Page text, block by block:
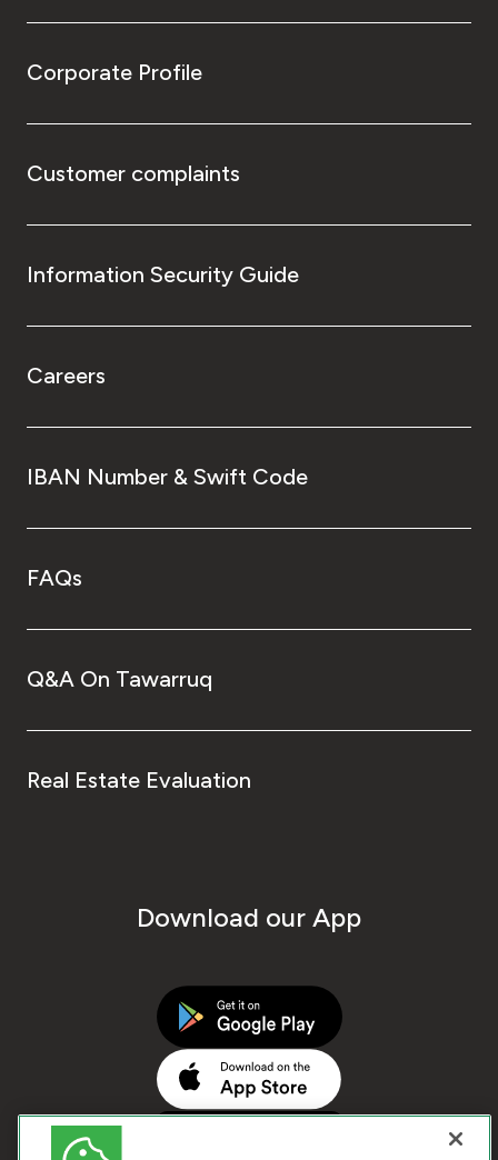
Corporate Profile
Customer complaints
Information Security Guide
Careers
IBAN Number & Swift Code
FAQs
Q&A On Tawarruq
Real Estate Evaluation
Download our App